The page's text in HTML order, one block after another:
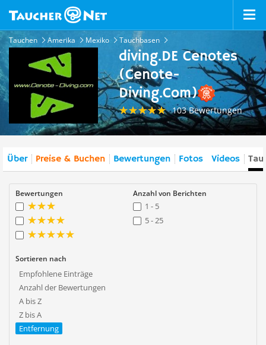
Tauchen Amerika Mexiko Tauchbasen
diving.DE Cenotes
(Cenote-
Diving.Com)
103 Bewertungen
Über Preise & Buchen Bewertungen Fotos Videos
Bewertungen Anzahl von Berichten
1 - 5
5 - 25
Sortieren nach
Empfohlene Einträge
Anzahl der Bewertungen
A bis Z
Z bis A
Entfernung